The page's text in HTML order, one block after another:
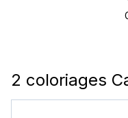
2 coloriages